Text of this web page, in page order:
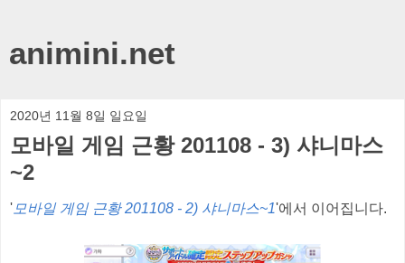
animini.net
2020년 11월 8일 일요일
모바일 게임 근황 201108 - 3) 샤니마스
~2
' 모바일 게임 근황 201108 - 2) 샤니마스~1'에서 이어집니다.